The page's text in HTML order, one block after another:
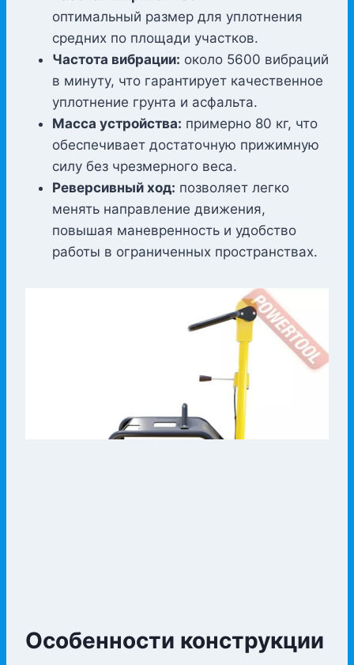
оптимальный размер для уплотнения
средних по площади участков.
Частота вибрации: около 5600 вибраций
в минуту, что гарантирует качественное
уплотнение грунта и асфальта.
Масса устройства: примерно 80 кг, что
обеспечивает достаточную прижимную
силу без чрезмерного веса.
Реверсивный ход: позволяет легко
менять направление движения,
повышая маневренность и удобство
работы в ограниченных пространствах.
Особенности конструкции